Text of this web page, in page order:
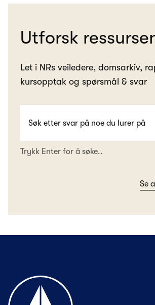
Utforsk
Let i NRs veiledere, domsarkiv,
kursopptak og spørsmål & svar
Trykk Enter for å søke..
Se
Til forsiden